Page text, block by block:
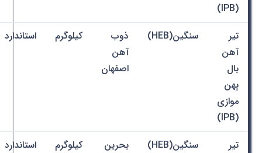
(IPB)
تیر
آهن
بال
پهن
موازی
(IPB)
سنگین(HEB)
ذوب
آهن
اصفهان
کیلوگرم استاندارد
تیر
سنگین(HEB) بحرین کیلوگرم استاندارد